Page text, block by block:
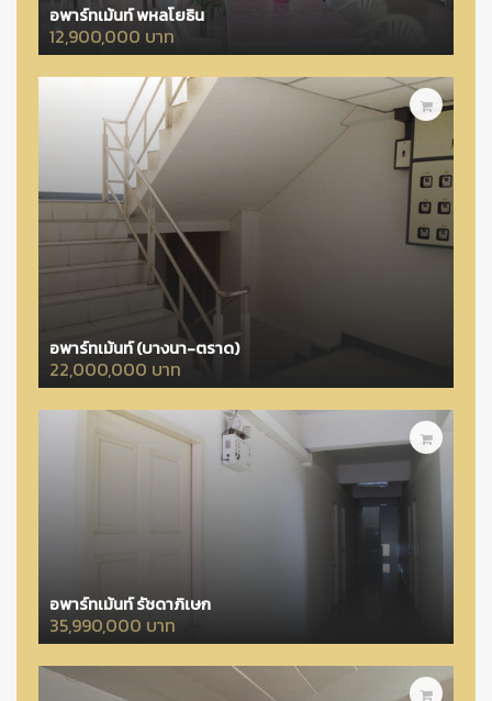
อพาร์ทเม้นท์ พหลโยธิน
12,900,000 บาท
อพาร์ทเม้นท์ (บางนา-ตราด)
22,000,000 บาท
อพาร์ทเม้นท์ รัชดาภิเษก
35,990,000 บาท